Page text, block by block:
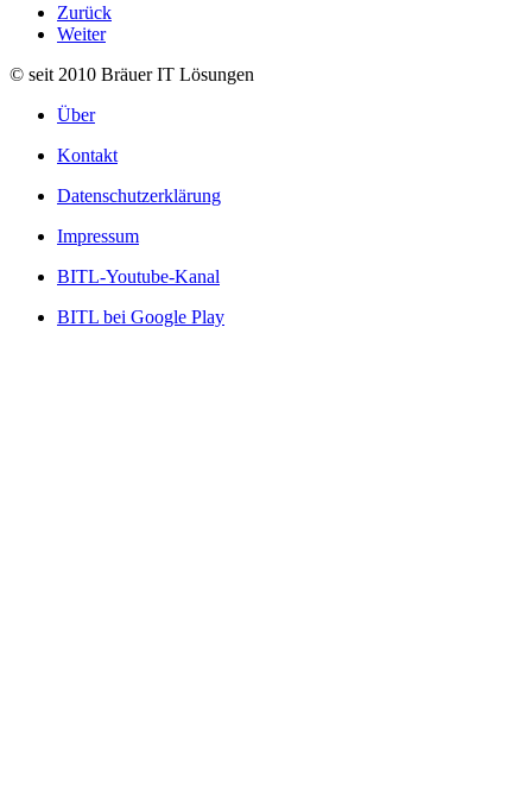
Zurück
Weiter
© seit 2010 Bräuer IT Lösungen
Über
Kontakt
Datenschutzerklärung
Impressum
BITL-Youtube-Kanal
BITL bei Google Play